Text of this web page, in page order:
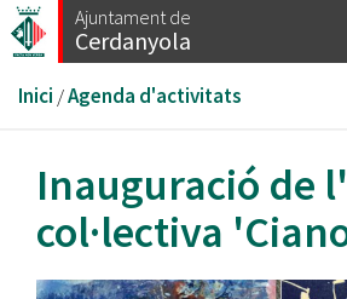
Vés
al
Ajuntament de
Cerdanyola
Esteu
aquí
Inici /Agenda d'activitats
Inauguració de
col·lectiva